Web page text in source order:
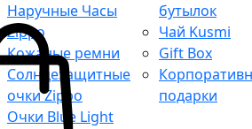
Наручные Часы
Zippo
Кожаные ремни
Солнцезащитные
очки Zippo
Очки Blue Light
бутылок
Чай Kusmi
Gift Box
подарки